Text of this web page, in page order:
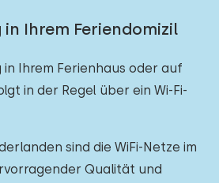
Ihrem Feriendomizil
Ihrem Ferienhaus oder auf
in der Regel über ein Wi-Fi-
sind die WiFi-Netze im
Qualität und